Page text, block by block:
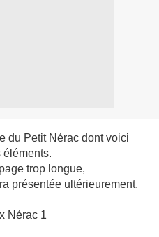
du Petit Nérac dont voici
trop longue,
présentée ultérieurement.